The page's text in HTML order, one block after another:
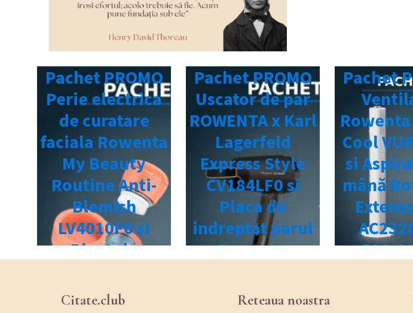
Citate.club Reteaua noastra